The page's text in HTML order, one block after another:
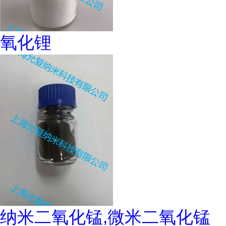
氧化锂
纳米二氧化锰,微米二氧化锰